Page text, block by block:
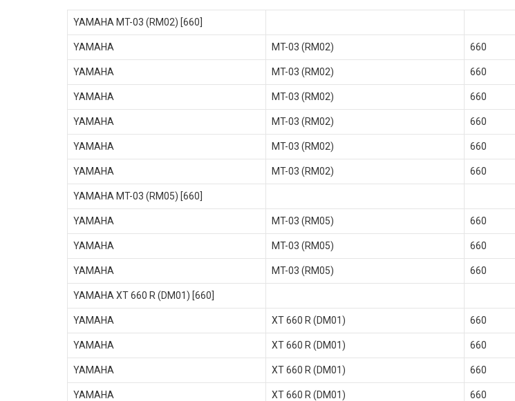
YAMAHA MT-03 (RM02) [660]
YAMAHA MT-03 (RM02) 660
YAMAHA MT-03 (RM02) 660
YAMAHA MT-03 (RM02) 660
YAMAHA MT-03 (RM02) 660
YAMAHA MT-03 (RM02) 660
YAMAHA MT-03 (RM02) 660
YAMAHA MT-03 (RM05) [660]
YAMAHA MT-03 (RM05) 660
YAMAHA MT-03 (RM05) 660
YAMAHA MT-03 (RM05) 660
YAMAHA XT 660 R (DM01) [660]
YAMAHA XT 660 R (DM01) 660
YAMAHA XT 660 R (DM01) 660
YAMAHA XT 660 R (DM01) 660
YAMAHA XT 660 R (DM01) 660